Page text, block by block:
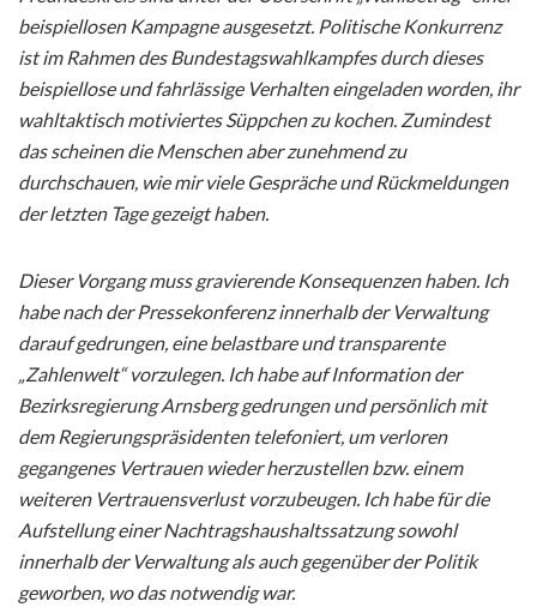
beispiellosen Kampagne ausgesetzt. Politische Konkurrenz
ist im Rahmen des Bundestagswahlkampfes durch dieses
beispiellose und fahrlässige Verhalten eingeladen worden, ihr
wahltaktisch motiviertes Süppchen zu kochen. Zumindest
das scheinen die Menschen aber zunehmend zu
durchschauen, wie mir viele Gespräche und Rückmeldungen
der letzten Tage gezeigt haben.
Dieser Vorgang muss gravierende Konsequenzen haben. Ich
habe nach der Pressekonferenz innerhalb der Verwaltung
darauf gedrungen, eine belastbare und transparente
„Zahlenwelt“ vorzulegen. Ich habe auf Information der
Bezirksregierung Arnsberg gedrungen und persönlich mit
dem Regierungspräsidenten telefoniert, um verloren
gegangenes Vertrauen wieder herzustellen bzw. einem
weiteren Vertrauensverlust vorzubeugen. Ich habe für die
Aufstellung einer Nachtragshaushaltssatzung sowohl
innerhalb der Verwaltung als auch gegenüber der Politik
geworben, wo das notwendig war.